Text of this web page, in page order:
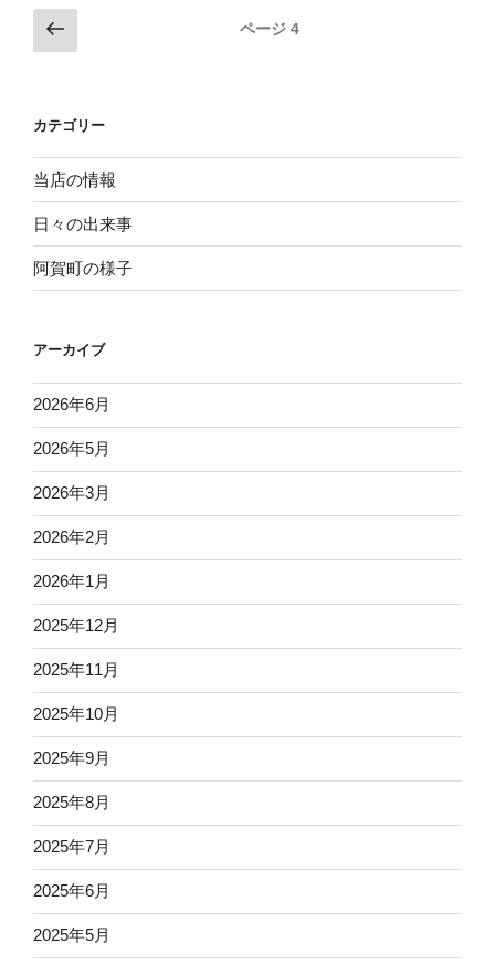
味
し
な”
投
稿
ビ
ー
シ
ョ
ン
の
ジ
ページ 4
カテゴリー
当店の情報
日々の出来事
阿賀町の様子
アーカイブ
2026年6月
2026年5月
2026年3月
2026年2月
2026年1月
2025年12月
2025年11月
2025年10月
2025年9月
2025年8月
2025年7月
2025年6月
2025年5月